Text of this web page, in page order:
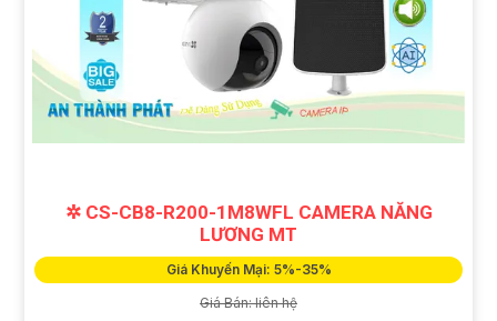
✲ CS-CB8-R200-1M8WFL CAMERA NĂNG
LƯƠNG MT
Giá Khuyến Mại: 5%-35%
Giá Bán: liên hệ